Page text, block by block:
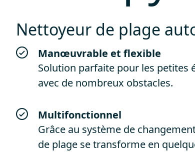
Nettoyeur de plage
Manœuvrable et flexible
Solution parfaite pour les petites
avec de nombreux obstacles.
Multifonctionnel
Grâce au système de
de plage se transforme en